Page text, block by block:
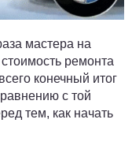
мастера на
ремонта
конечный итог
с той
тем, как начать